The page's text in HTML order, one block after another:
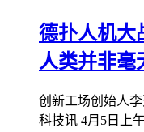
德扑人机大
人类并非毫
创新工场创始人
科技讯 4月5日上